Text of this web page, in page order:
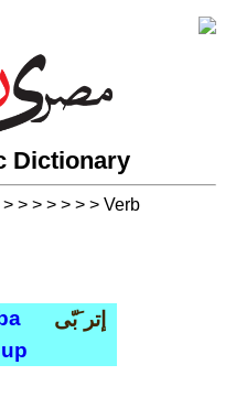
Dictionary
> > > > > > > Verb
ba إتر َبّى